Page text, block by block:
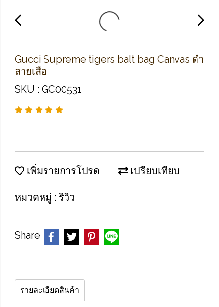
Gucci Supreme tigers balt bag Canvas ดำ
ลายเสือ
SKU : GC00531
เพิ่มรายการโปรด เปรียบเทียบ
หมวดหมู่ : ริวิว
Share
รายละเอียดสินค้า